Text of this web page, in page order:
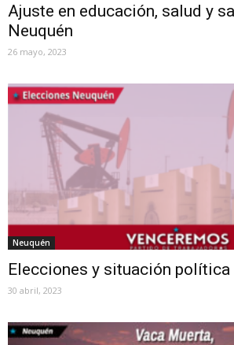
Ajuste en educación, salud y
Neuquén
26 mayo, 2023
Neuquén
Elecciones y situación política
30 abril, 2023